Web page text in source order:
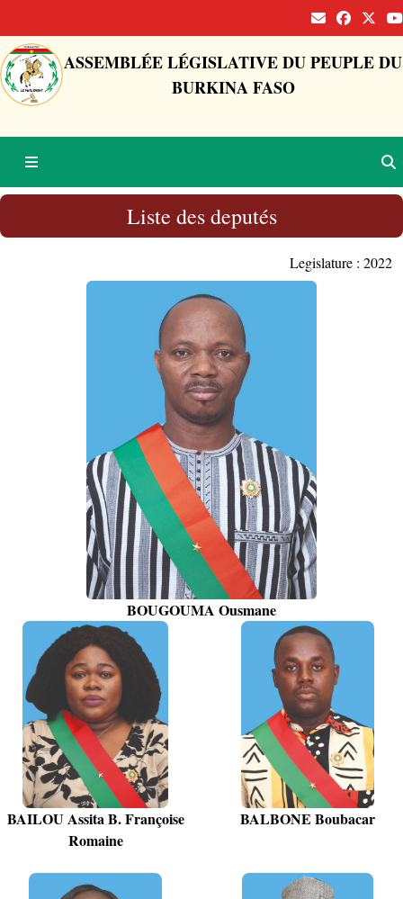
ASSEMBLÉE LÉGISLATIVE DU PEUPLE DU
BURKINA FASO
Liste des deputés
Legislature : 2022
BOUGOUMA Ousmane
BAILOU Assita B. Françoise
Romaine
BALBONE Boubacar